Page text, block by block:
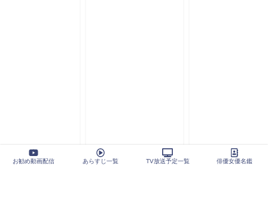
お勧め動画配信 あらすじ一覧 TV放送予定一覧 俳優女優名鑑